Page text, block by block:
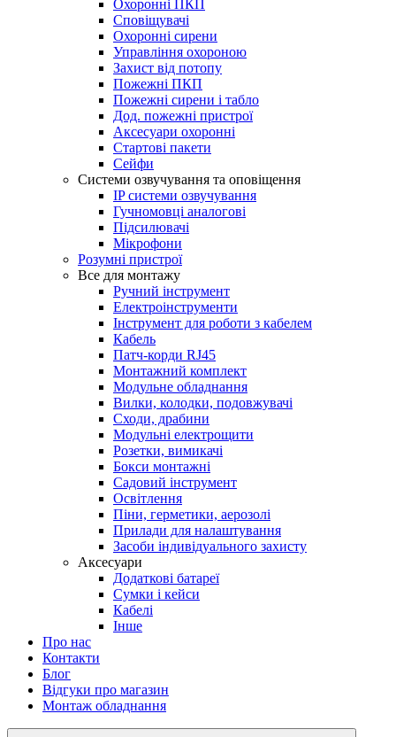
Охоронні ПКП
Сповіщувачі
Охоронні сирени
Управління охороною
Захист від потопу
Пожежні ПКП
Пожежні сирени і табло
Дод. пожежні пристрої
Аксесуари охоронні
Стартові пакети
Сейфи
Системи озвучування та оповіщення
IP cистеми озвучування
Гучномовці аналогові
Підсилювачі
Мікрофони
Розумні пристрої
Все для монтажу
Ручний інструмент
Електроінструменти
Інструмент для роботи з кабелем
Кабель
Патч-корди RJ45
Монтажний комплект
Модульне обладнання
Вилки, колодки, подовжувачі
Сходи, драбини
Модульні електрощити
Розетки, вимикачі
Бокси монтажні
Садовий інструмент
Освітлення
Піни, герметики, аерозолі
Прилади для налаштування
Засоби індивідуального захисту
Аксесуари
Додаткові батареї
Сумки і кейси
Кабелі
Інше
Про нас
Контакти
Блог
Відгуки про магазин
Монтаж обладнання